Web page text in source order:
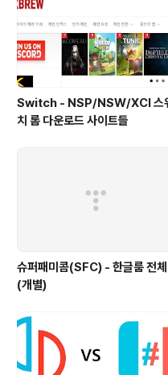
Switch - NSP/NSW/XCI 스
치 롬 다운로드 사이트들
슈퍼패미콤(SFC) - 한글룸 전체
(개별)